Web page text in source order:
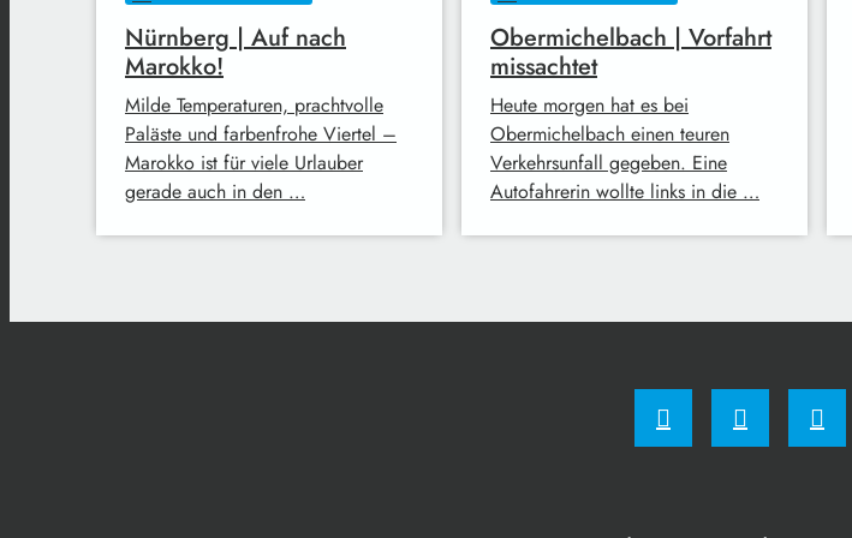
Nürnberg | Auf nach
Marokko!
Milde Temperaturen, prachtvolle
Paläste und farbenfrohe Viertel –
Marokko ist für viele Urlauber
gerade auch in den …
Obermichelbach | Vorfahrt
missachtet
Heute morgen hat es bei
Obermichelbach einen teuren
Verkehrsunfall gegeben. Eine
Autofahrerin wollte links in die …